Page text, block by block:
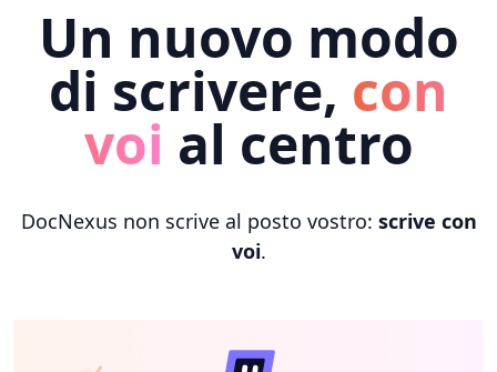
Un nuovo modo
di scrivere, con
voi al centro
DocNexus non scrive al posto vostro: scrive con
voi.